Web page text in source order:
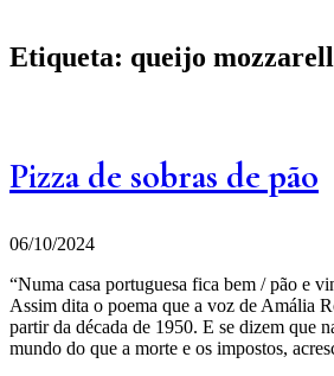
Etiqueta: queijo
Pizza de sobras de pão
06/10/2024
“Numa casa portuguesa fica bem / pão e
Assim dita o poema que a voz de Amália
partir da década de 1950. E se dizem que
mundo do que a morte e os impostos,